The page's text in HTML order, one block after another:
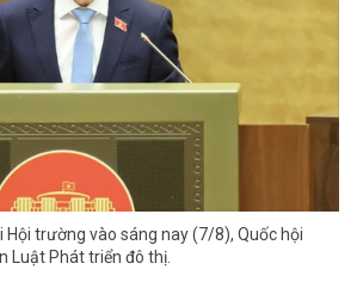
Hội trường vào sáng nay (7/8), Quốc hội
Luật Phát triển đô thị.